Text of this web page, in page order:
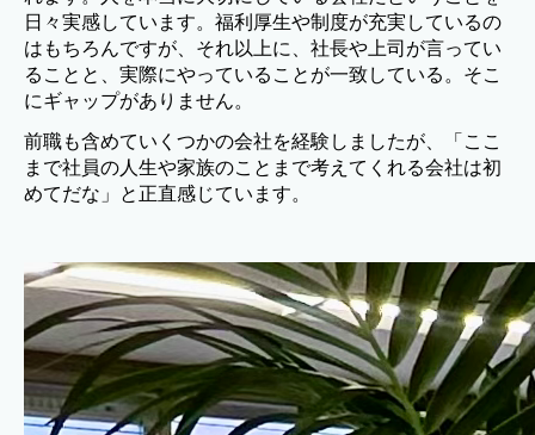
日々実感しています。福利厚生や制度が充実しているの
はもちろんですが、それ以上に、社長や上司が言ってい
ることと、実際にやっていることが一致している。そこ
にギャップがありません。
前職も含めていくつかの会社を経験しましたが、「ここ
まで社員の人生や家族のことまで考えてくれる会社は初
めてだな」と正直感じています。